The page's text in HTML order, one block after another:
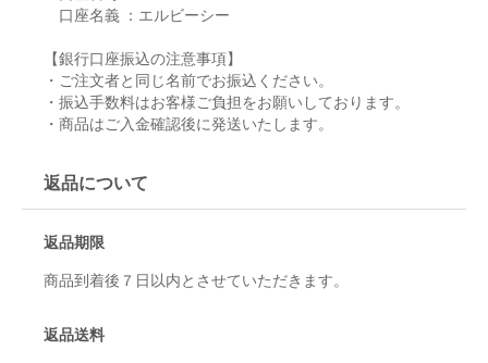
口座名義 ：エルビーシー
【銀行口座振込の注意事項】
・ご注文者と同じ名前でお振込ください。
・振込手数料はお客様ご負担をお願いしております。
・商品はご入金確認後に発送いたします。
返品について
返品期限
商品到着後７日以内とさせていただきます。
返品送料